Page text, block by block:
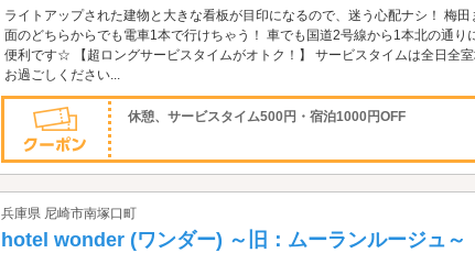
ライトアップされた建物と大きな看板が目印になるので、迷う心配ナシ！ 梅
面のどちらからでも電車1本で行けちゃう！ 車でも国道2号線から1本北の通
便利です☆ 【超ロングサービスタイムがオトク！】 サービスタイムは全日全
お過ごしください...
休憩、サービスタイム500円・宿泊1000円OFF
兵庫県 尼崎市南塚口町
hotel wonder (ワンダー) ～旧：ムーランルージュ～